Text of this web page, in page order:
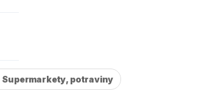
Supermarkety, potraviny